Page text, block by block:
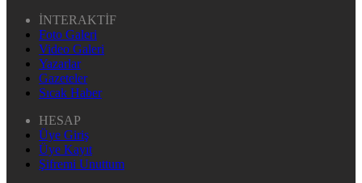
İNTERAKTİF
Foto Galeri
Video Galeri
Yazarlar
Gazeteler
Sıcak Haber
HESAP
Üye Giriş
Üye Kayıt
Şifremi Unuttum